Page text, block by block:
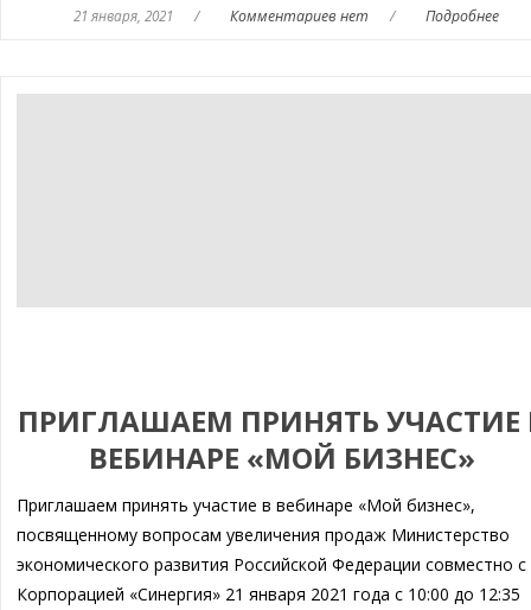
21 января, 2021 / Комментариев нет / Подробнее
ПРИГЛАШАЕМ ПРИНЯТЬ УЧАСТИЕ
ВЕБИНАРЕ «МОЙ БИЗНЕС»
Приглашаем принять участие в вебинаре «Мой бизнес»,
посвященному вопросам увеличения продаж Министерство
экономического развития Российской Федерации совместно с
Корпорацией «Синергия» 21 января 2021 года с 10:00 до 12:35